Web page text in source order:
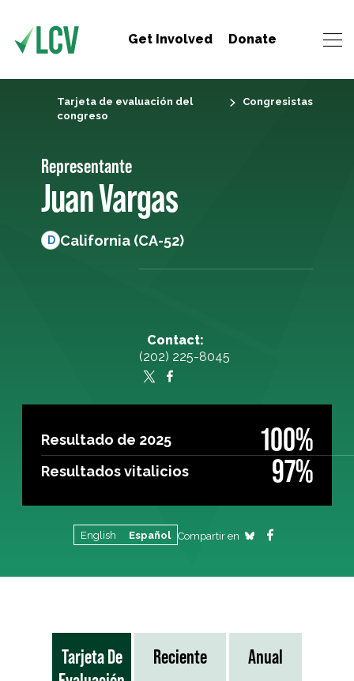
Get Involved Donate
Tarjeta de evaluación del
congreso
Congresistas
Representante
Juan Vargas
D California (CA-52)
Contact:
(202) 225-8045
Resultado de 2025 100%
Resultados vitalicios 97%
English Español Compartir en
Tarjeta De
Reciente Anual